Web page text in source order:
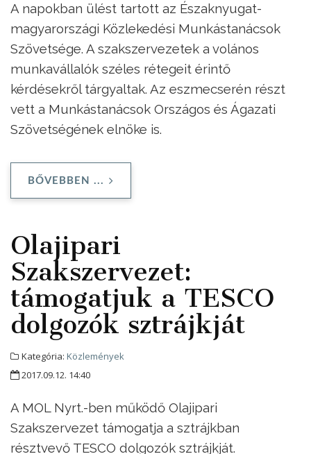
A napokban ülést tartott az Északnyugat-
magyarországi Közlekedési Munkástanácsok
Szövetsége. A szakszervezetek a volános
munkavállalók széles rétegeit érintő
kérdésekről tárgyaltak. Az eszmecserén részt
vett a Munkástanácsok Országos és Ágazati
Szövetségének elnöke is.
BŐVEBBEN ...
Olajipari
Szakszervezet:
támogatjuk a TESCO
dolgozók sztrájkját
Kategória: Közlemények
2017.09.12. 14:40
A MOL Nyrt.-ben működő Olajipari
Szakszervezet támogatja a sztrájkban
résztvevő TESCO dolgozók sztrájkját.